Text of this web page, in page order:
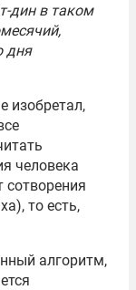
дин в таком
дня
изобретал,
человека
сотворения
то есть,
алгоритм,